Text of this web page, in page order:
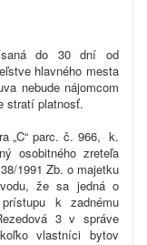
do 30 dní od
hlavného mesta
nebude nájomcom
stratí platnosť.
„C“ parc. č. 966, k.
osobitného zreteľa
1991 Zb. o majetku
že sa jedná o
k zadnému
3 v správe
vlastníci bytov